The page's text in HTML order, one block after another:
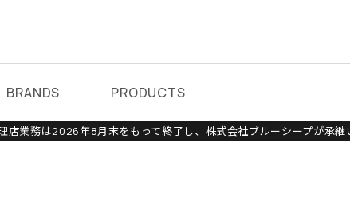
BRANDS PRODUCTS
店業務は2026年8月末をもって終了し、株式会社ブルーシープが承継